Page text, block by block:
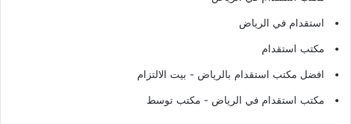
استقدام في الرياض
مكتب استقدام
افضل مكتب استقدام بالرياض - بيت الالتزام
مكتب استقدام في الرياض - مكتب توسط